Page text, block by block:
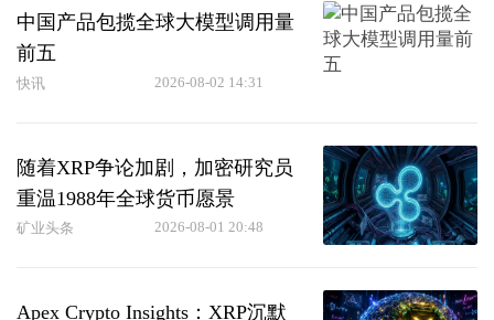
中国产品包揽全球大模型调用量
前五
快讯 2026-08-02 14:31
随着XRP争论加剧，加密研究员
重温1988年全球货币愿景
矿业头条 2026-08-01 20:48
Apex Crypto Insights：XRP沉默